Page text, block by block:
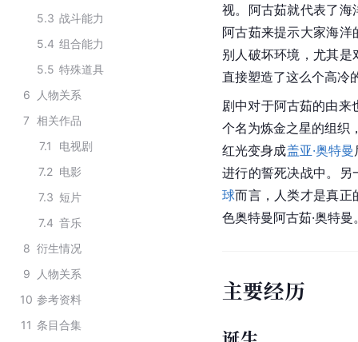
5.3 战斗能力
5.4 组合能力
5.5 特殊道具
6
人物关系
7 相关作品
7.1
电视剧
7.2 电影
7.3 短片
7.4 音乐
8 衍生情况
9
人物关系
10 参考资料
11 条目合集
视。阿古茹就代表了海
阿古茹来提示大家海
别人破坏环境，尤其
直接塑造了这么个高冷
剧中对于阿古茹的由
个名为炼金之星的组织
红光变身成盖亚·奥特曼
进行的誓死决战中。
球而言，人类才是真正
色奥特曼阿古茹·奥特曼
主要经历